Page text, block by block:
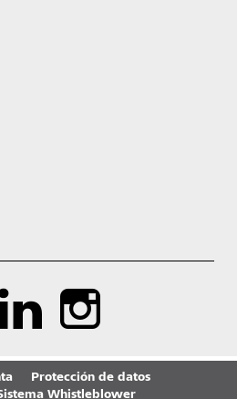
Protección de datos
Whistleblower